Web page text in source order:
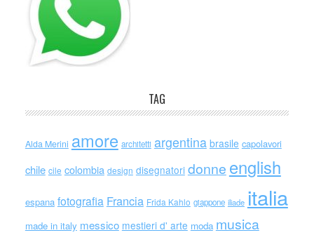
TAG
Alda Merini amore architetti argentina brasile capolavori
chile cile colombia design disegnatori donne english
espana fotografia Francia Frida Kahlo giappone iliade italia
made in italy messico mestieri d' arte moda musica